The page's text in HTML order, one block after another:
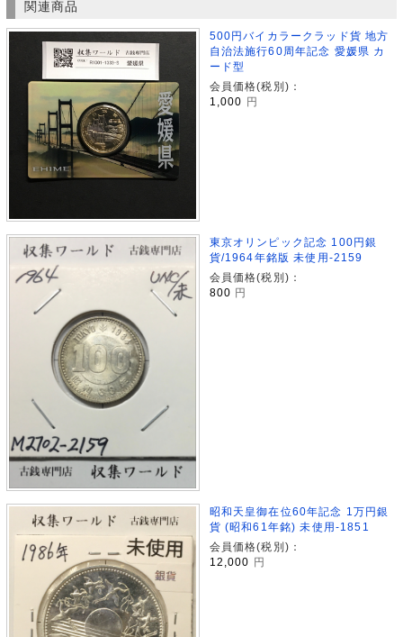
関連商品
500円バイカラークラッド貨 地方
自治法施行60周年記念 愛媛県 カ
ード型
会員価格(税別)：
1,000
円
東京オリンピック記念 100円銀
貨/1964年銘版 未使用-2159
会員価格(税別)：
800 円
昭和天皇御在位60年記念 1万円銀
貨 (昭和61年銘) 未使用-1851
会員価格(税別)：
12,000 円